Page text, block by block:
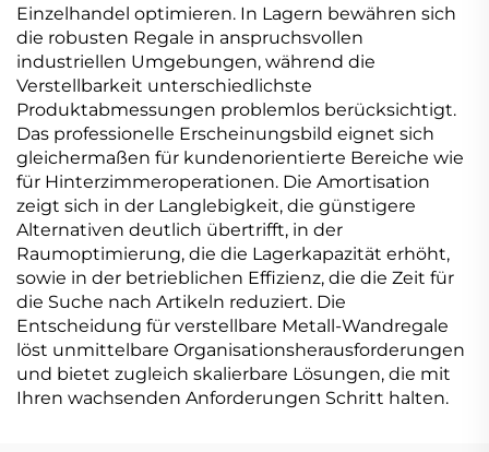
Einzelhandel optimieren. In Lagern bewähren sich
die robusten Regale in anspruchsvollen
industriellen Umgebungen, während die
Verstellbarkeit unterschiedlichste
Produktabmessungen problemlos berücksichtigt.
Das professionelle Erscheinungsbild eignet sich
gleichermaßen für kundenorientierte Bereiche wie
für Hinterzimmeroperationen. Die Amortisation
zeigt sich in der Langlebigkeit, die günstigere
Alternativen deutlich übertrifft, in der
Raumoptimierung, die die Lagerkapazität erhöht,
sowie in der betrieblichen Effizienz, die die Zeit für
die Suche nach Artikeln reduziert. Die
Entscheidung für verstellbare Metall-Wandregale
löst unmittelbare Organisationsherausforderungen
und bietet zugleich skalierbare Lösungen, die mit
Ihren wachsenden Anforderungen Schritt halten.